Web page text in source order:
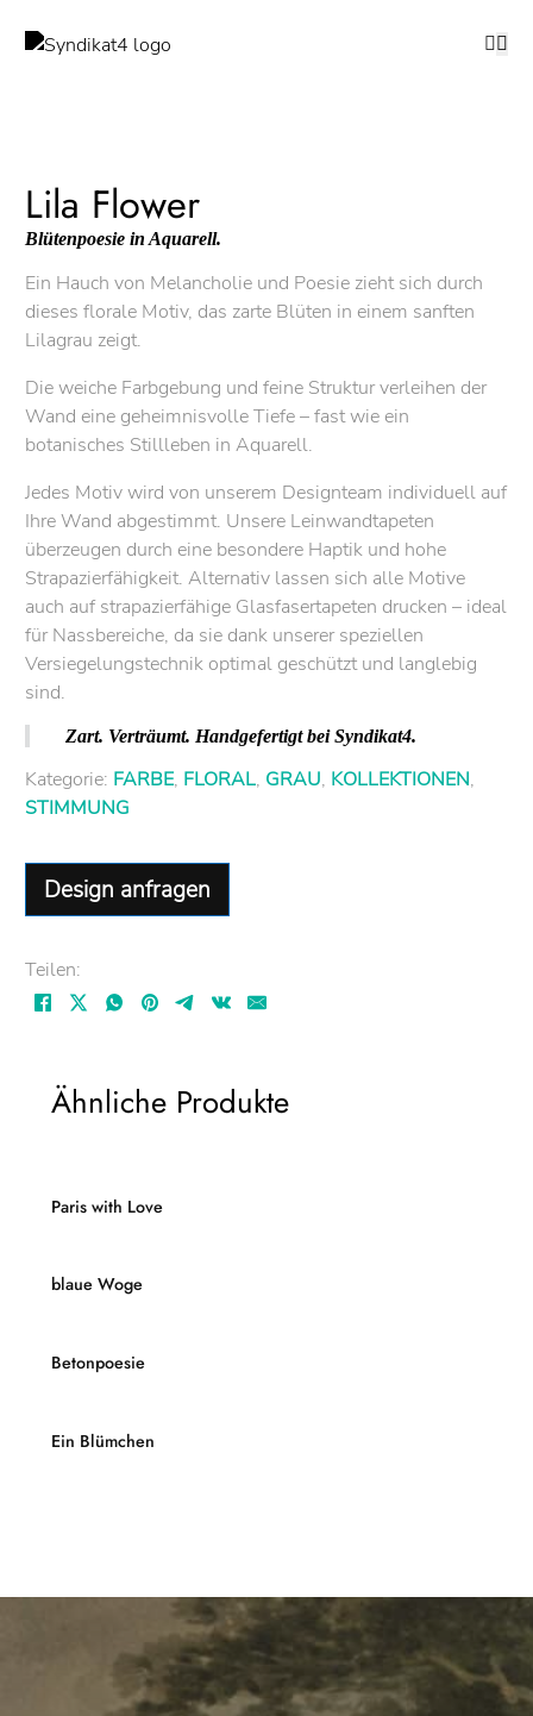
Lila Flower
Blütenpoesie in Aquarell.
Ein Hauch von Melancholie und Poesie zieht sich durch
dieses florale Motiv, das zarte Blüten in einem sanften
Lilagrau zeigt.
Die weiche Farbgebung und feine Struktur verleihen der
Wand eine geheimnisvolle Tiefe – fast wie ein
botanisches Stillleben in Aquarell.
Jedes Motiv wird von unserem Designteam individuell auf
Ihre Wand abgestimmt. Unsere Leinwandtapeten
überzeugen durch eine besondere Haptik und hohe
Strapazierfähigkeit. Alternativ lassen sich alle Motive
auch auf strapazierfähige Glasfasertapeten drucken – ideal
für Nassbereiche, da sie dank unserer speziellen
Versiegelungstechnik optimal geschützt und langlebig
sind.
Zart. Verträumt. Handgefertigt bei Syndikat4.
Kategorie: FARBE, FLORAL, GRAU, KOLLEKTIONEN,
STIMMUNG
Design anfragen
Teilen:
Ähnliche Produkte
Paris with Love
blaue Woge
Betonpoesie
Ein Blümchen